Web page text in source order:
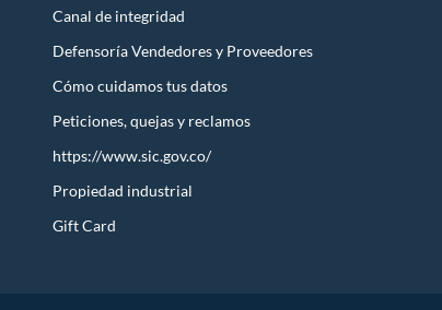
Canal de integridad
Defensoría Vendedores y Proveedores
Cómo cuidamos tus datos
Peticiones, quejas y reclamos
https://www.sic.gov.co/
Propiedad industrial
Gift Card